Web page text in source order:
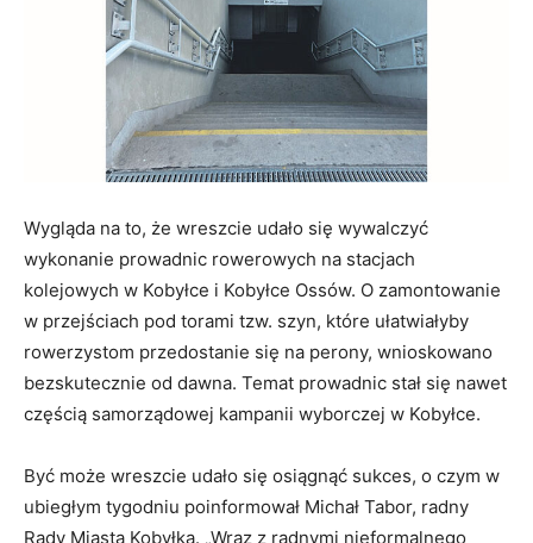
Wygląda na to, że wreszcie udało się wywalczyć
wykonanie prowadnic rowerowych na stacjach
kolejowych w Kobyłce i Kobyłce Ossów. O zamontowanie
w przejściach pod torami tzw. szyn, które ułatwiałyby
rowerzystom przedostanie się na perony, wnioskowano
bezskutecznie od dawna. Temat prowadnic stał się nawet
częścią samorządowej kampanii wyborczej w Kobyłce.
Być może wreszcie udało się osiągnąć sukces, o czym w
ubiegłym tygodniu poinformował Michał Tabor, radny
Rady Miasta Kobyłka. „Wraz z radnymi nieformalnego